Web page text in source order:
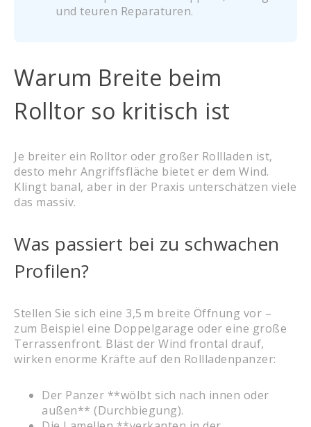
und teuren Reparaturen.
Warum Breite beim
Rolltor so kritisch ist
Je breiter ein Rolltor oder großer Rollladen ist,
desto mehr Angriffsfläche bietet er dem Wind.
Klingt banal, aber in der Praxis unterschätzen viele
das massiv.
Was passiert bei zu schwachen
Profilen?
Stellen Sie sich eine 3,5 m breite Öffnung vor –
zum Beispiel eine Doppelgarage oder eine große
Terrassenfront. Bläst der Wind frontal drauf,
wirken enorme Kräfte auf den Rollladenpanzer:
Der Panzer **wölbt sich nach innen oder
außen** (Durchbiegung).